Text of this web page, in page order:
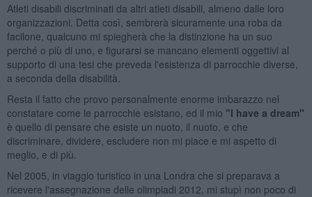
Atleti disabili discriminati da altri atleti disabili, almeno dalle loro
organizzazioni. Detta così, sembrerà sicuramente una roba da
facilone, qualcuno mi spiegherà che la distinzione ha un suo
perché o più di uno, e figurarsi se mancano elementi oggettivi al
supporto di una tesi che preveda l'esistenza di parrocchie diverse,
a seconda della disabilità.
Resta il fatto che provo personalmente enorme imbarazzo nel
constatare come le parrocchie esistano, ed il mio "I have a dream"
è quello di pensare che esiste un nuoto, il nuoto, e che
discriminare, dividere, escludere non mi piace e mi aspetto di
meglio, e di più.
Nel 2005, in viaggio turistico in una Londra che si preparava a
ricevere l'assegnazione delle olimpiadi 2012, mi stupì non poco di